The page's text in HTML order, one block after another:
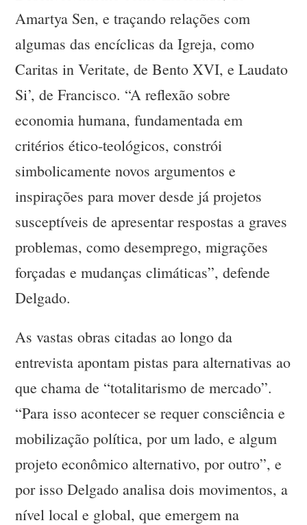
Amartya Sen, e traçando relações com
algumas das encíclicas da Igreja, como
Caritas in Veritate, de Bento XVI, e Laudato
Si’, de Francisco. “A reflexão sobre
economia humana, fundamentada em
critérios ético-teológicos, constrói
simbolicamente novos argumentos e
inspirações para mover desde já projetos
susceptíveis de apresentar respostas a graves
problemas, como desemprego, migrações
forçadas e mudanças climáticas”, defende
Delgado.
As vastas obras citadas ao longo da
entrevista apontam pistas para alternativas ao
que chama de “totalitarismo de mercado”.
“Para isso acontecer se requer consciência e
mobilização política, por um lado, e algum
projeto econômico alternativo, por outro”, e
por isso Delgado analisa dois movimentos, a
nível local e global, que emergem na